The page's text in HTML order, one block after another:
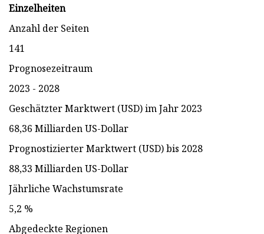
Einzelheiten
Anzahl der Seiten
141
Prognosezeitraum
2023 - 2028
Geschätzter Marktwert (USD) im Jahr 2023
68,36 Milliarden US-Dollar
Prognostizierter Marktwert (USD) bis 2028
88,33 Milliarden US-Dollar
Jährliche Wachstumsrate
5,2 %
Abgedeckte Regionen